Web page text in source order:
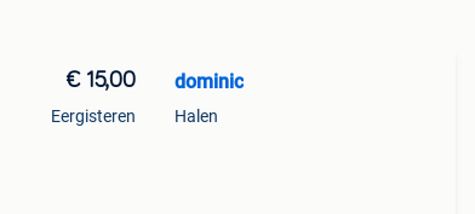
€ 15,00
Eergisteren
dominic
Halen